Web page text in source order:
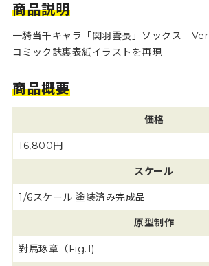
商品説明
一騎当千キャラ「関羽雲長」ソックス Ver
コミック誌裏表紙イラストを再現
商品概要
価格
16,800円
スケール
1/6スケール 塗装済み完成品
原型制作
對馬琢章（Fig.1)